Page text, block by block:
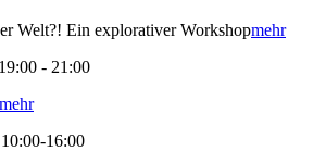
Welt?! Ein explorativer Workshopmehr
- 21:00
mehr
16:00